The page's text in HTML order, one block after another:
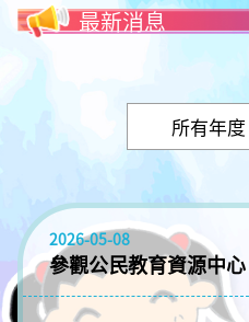
最新消息
2026-05-08
參觀公民教育資源中心